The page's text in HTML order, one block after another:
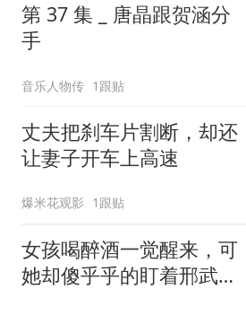
第 37 集 _ 唐晶跟贺涵分
手
音乐人物传 1跟贴
丈夫把刹车片割断，却还
让妻子开车上高速
爆米花观影 1跟贴
女孩喝醉酒一觉醒来，可
她却傻乎乎的盯着邢武的